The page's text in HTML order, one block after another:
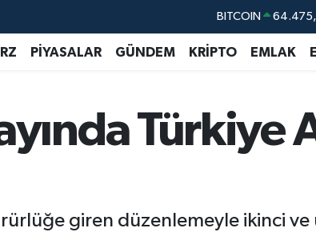
DOLAR
EURO
BİST100
PİYASALAR GÜNDEM KRİPTO EMLAK
Türkiye
giren düzenlemeyle ikinci ve